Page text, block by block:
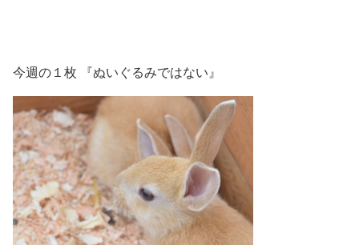
今週の１枚 『ぬいぐるみではない』